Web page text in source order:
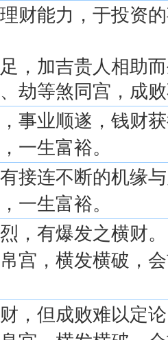
财能力，于投资
，加吉贵人相助
劫等煞同宫，成
事业顺遂，钱财
一生富裕。
接连不断的机缘
一生富裕。
，有爆发之横财。
宫，横发横破，
，但成败难以定